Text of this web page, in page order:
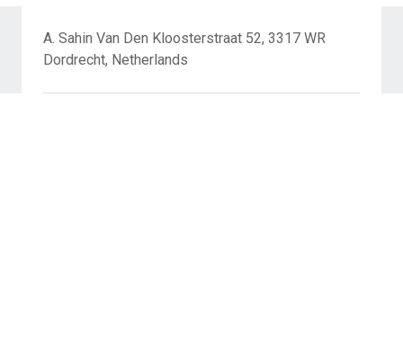
A. Sahin Van Den Kloosterstraat 52, 3317 WR
Dordrecht, Netherlands